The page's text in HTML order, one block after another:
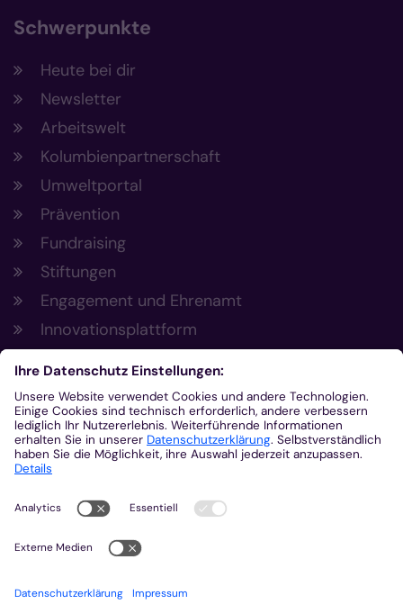
Schwerpunkte
Heute bei dir
Newsletter
Arbeitswelt
Kolumbienpartnerschaft
Umweltportal
Prävention
Fundraising
Stiftungen
Engagement und Ehrenamt
Innovationsplattform
Aus der Plattform
Nachrichten
Veranstaltungen
Gottesdienste
Stellenangebote
Kirchenzeitung
Amtsblatt (Kirchlicher Anzeiger)
Rechtsdatenbank